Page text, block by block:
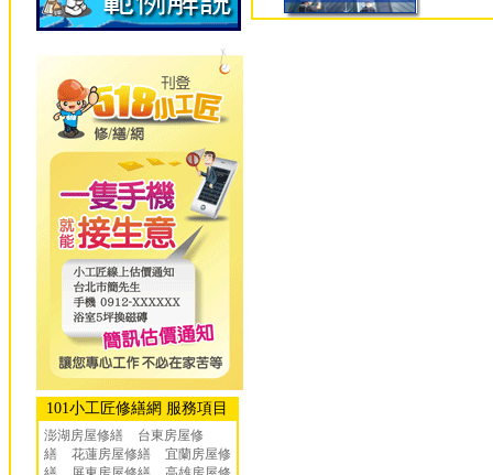
101小工匠修繕網 服務項目
澎湖房屋修繕
台東房屋修
繕
花蓮房屋修繕
宜蘭房屋修